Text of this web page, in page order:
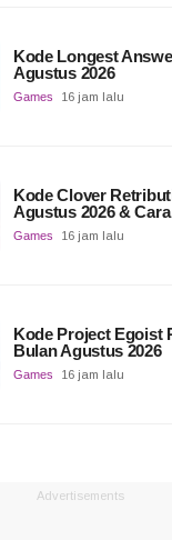
Kode Longest
Agustus 2026
Games 16 jam lalu
Kode Clover
Agustus 2026 &
Games 16 jam lalu
Kode Project Egoist
Bulan Agustus 2026
Games 16 jam lalu
Advertisements